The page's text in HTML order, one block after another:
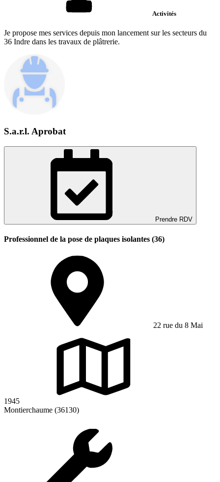
Activités
Je propose mes services depuis mon lancement sur les secteurs du
36 Indre dans les travaux de plâtrerie.
S.a.r.l. Aprobat
Prendre RDV
Professionnel de la pose de plaques isolantes (36)
22 rue du 8 Mai
1945
Montierchaume (36130)